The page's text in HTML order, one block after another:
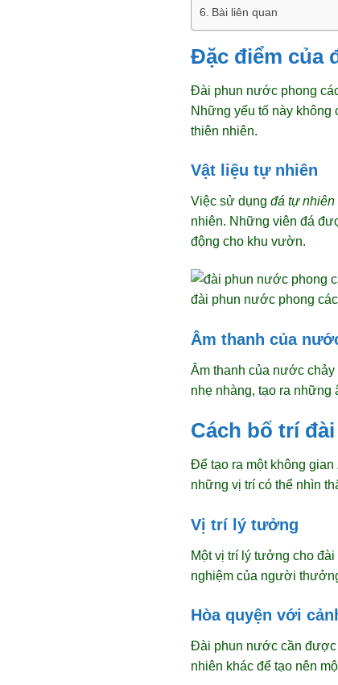
Bài liên quan
Đặc điểm của
Đài phun nước phong
Những yếu tố này không
thiên nhiên.
Vật liệu tự nhiên
Việc sử dụng đá tự nhiên
nhiên. Những viên đá
động cho khu vườn.
đài phun nước phong
Âm thanh của
Âm thanh của nước
nhẹ nhàng, tạo ra những
Cách bố trí
Để tạo ra một không
những vị trí có thể nhìn
Vị trí lý tưởng
Một vị trí lý tưởng cho
nghiệm của người
Hòa quyện với
Đài phun nước cần được
nhiên khác để tạo nên